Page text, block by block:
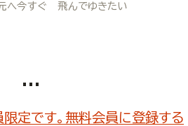
へ今すぐ 飛んでゆきたい
...
限定です。無料会員に登録する